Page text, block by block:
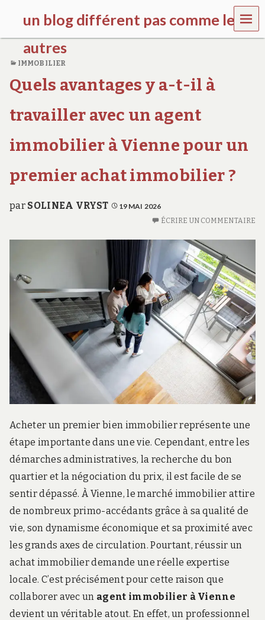
un blog différent pas comme les
autres
d
c
h
d
e
n
o
MEN
U
IMMOBILIER
Quels avantages y a-t-il à
travailler avec un agent
immobilier à Vienne pour un
premier achat immobilier ?
par SOLINEA VRYST 19 MAI 2026
ÉCRIRE UN COMMENTAIRE
Acheter un premier bien immobilier représente une
étape importante dans une vie. Cependant, entre les
démarches administratives, la recherche du bon
quartier et la négociation du prix, il est facile de se
sentir dépassé. À Vienne, le marché immobilier attire
de nombreux primo-accédants grâce à sa qualité de
vie, son dynamisme économique et sa proximité avec
les grands axes de circulation. Pourtant, réussir un
achat immobilier demande une réelle expertise
locale. C’est précisément pour cette raison que
collaborer avec un agent immobilier à Vienne
devient un véritable atout. En effet, un professionnel